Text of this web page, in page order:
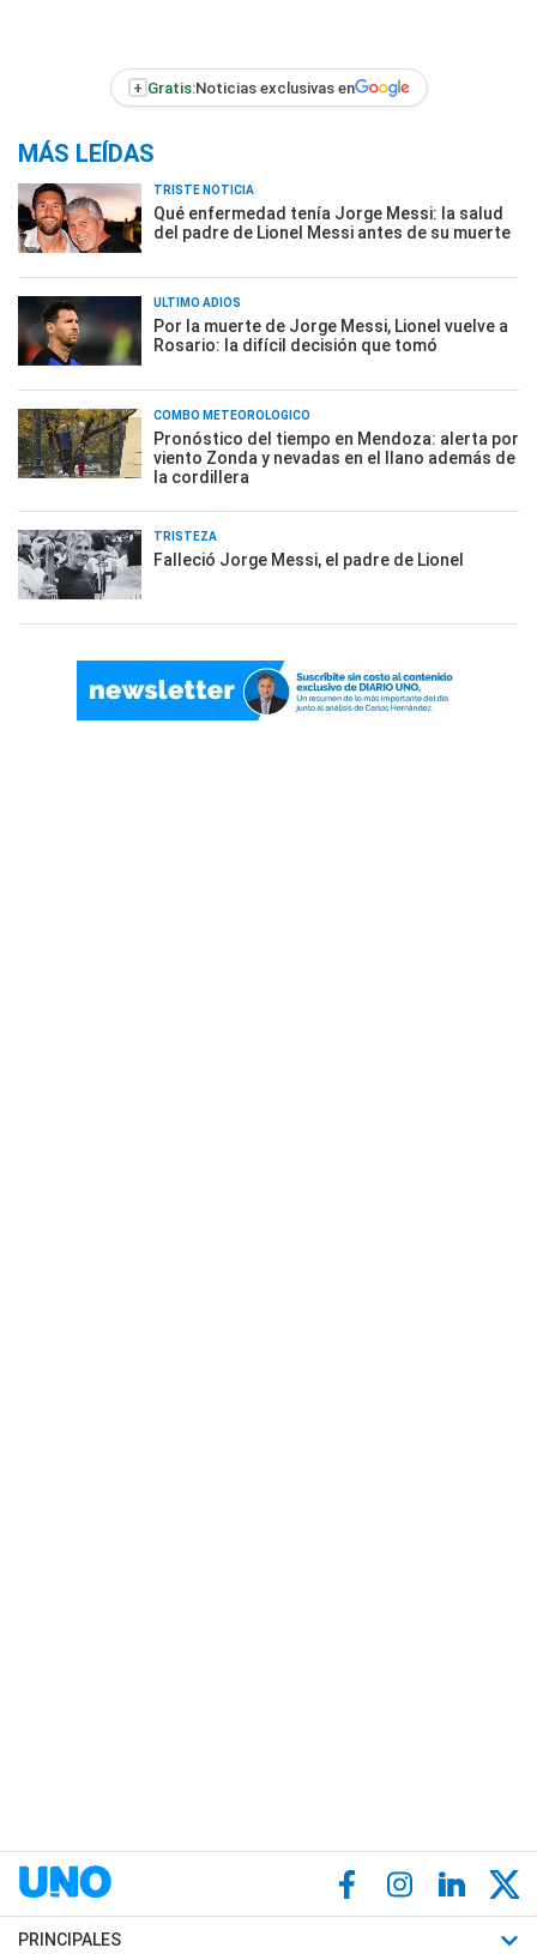
+ Gratis:Noticias exclusivas en
MÁS LEÍDAS
TRISTE NOTICIA
Qué enfermedad tenía Jorge Messi: la salud
del padre de Lionel Messi antes de su muerte
ÚLTIMO ADIÓS
Por la muerte de Jorge Messi, Lionel vuelve a
Rosario: la difícil decisión que tomó
COMBO METEOROLÓGICO
Pronóstico del tiempo en Mendoza: alerta por
viento Zonda y nevadas en el llano además de
la cordillera
TRISTEZA
Falleció Jorge Messi, el padre de Lionel
PRINCIPALES